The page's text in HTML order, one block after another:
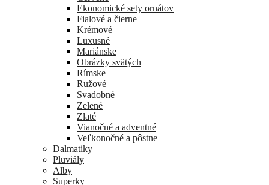
Ekonomické sety ornátov
Fialové a čierne
Krémové
Luxusné
Mariánske
Obrázky svätých
Rímske
Ružové
Svadobné
Zelené
Zlaté
Vianočné a adventné
Veľkonočné a pôstne
Dalmatiky
Pluviály
Alby
Superky